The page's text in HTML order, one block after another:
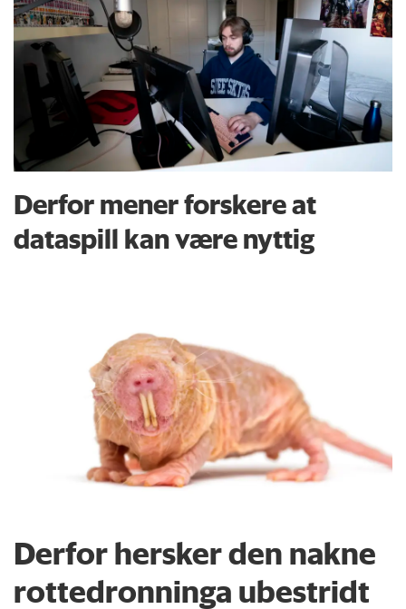
Derfor mener forskere at
dataspill kan være nyttig
Derfor hersker den nakne
rottedronninga ubestridt